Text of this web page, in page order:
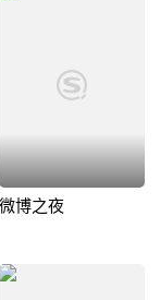
微博之夜